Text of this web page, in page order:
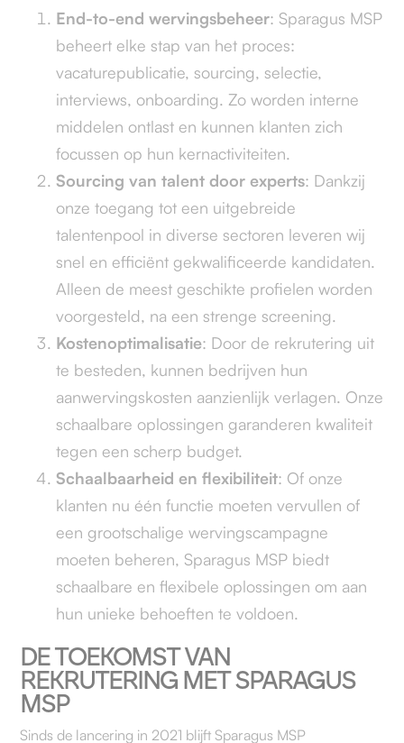
End-to-end wervingsbeheer: Sparagus MSP
beheert elke stap van het proces:
vacaturepublicatie, sourcing, selectie,
interviews, onboarding. Zo worden interne
middelen ontlast en kunnen klanten zich
focussen op hun kernactiviteiten.
Sourcing van talent door experts: Dankzij
onze toegang tot een uitgebreide
talentenpool in diverse sectoren leveren wij
snel en efficiënt gekwalificeerde kandidaten.
Alleen de meest geschikte profielen worden
voorgesteld, na een strenge screening.
Kostenoptimalisatie: Door de rekrutering uit
te besteden, kunnen bedrijven hun
aanwervingskosten aanzienlijk verlagen. Onze
schaalbare oplossingen garanderen kwaliteit
tegen een scherp budget.
Schaalbaarheid en flexibiliteit: Of onze
klanten nu één functie moeten vervullen of
een grootschalige wervingscampagne
moeten beheren, Sparagus MSP biedt
schaalbare en flexibele oplossingen om aan
hun unieke behoeften te voldoen.
DE TOEKOMST VAN
REKRUTERING MET SPARAGUS
MSP
Sinds de lancering in 2021 blijft Sparagus MSP